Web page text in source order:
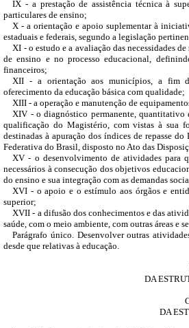
IX - a prestação de assistência técnica à
particulares de ensino;
X - a orientação e apoio suplementar à
estaduais e federais, segundo a legislação
XI - o estudo e a avaliação das necessidades
de ensino e no processo educacional,
financeiros;
XII - a orientação aos municípios, a fim
oferecimento da educação básica com qualidade;
XIII - a operação e manutenção de
XIV - o diagnóstico permanente, quantitativo
qualificação do Magistério, com vistas à sua
destinadas à apuração dos índices de repasse
Federativa do Brasil, disposto no Ato das
XV - o desenvolvimento de atividades para
necessários à consecução dos objetivos
do ensino e sua integração com as demandas
XVI - o apoio e o estímulo aos órgãos e
superior;
XVII - a difusão dos conhecimentos e das
saúde, com o meio ambiente, com outras áreas e
Parágrafo único. Desenvolver outras
desde que relativas à educação.
DA
DA